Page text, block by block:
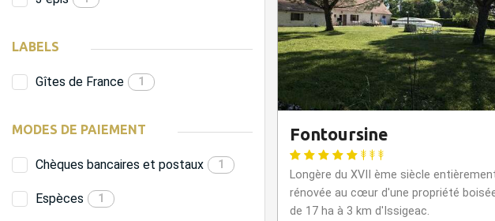
LABELS
Gîtes de France 1
MODES DE PAIEMENT
Chèques bancaires et postaux 1
Espèces 1
Fontoursine
Longère du XVII ème siècle
rénovée au cœur d'une propriété
de 17 ha à 3 km d'Issigeac.